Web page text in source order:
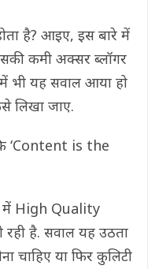
है? आइए, इस बारे में
कमी अक्सर ब्लॉगर
यह सवाल आया हो
लिखा जाए.
‘Content is the
में High Quality
है. सवाल यह उठता
चाहिए या फिर कुलिटी